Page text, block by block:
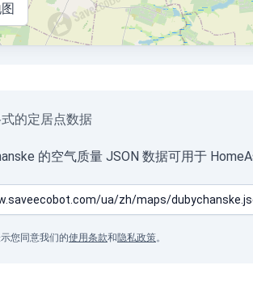
的定居点数据
的空气质量 JSON 数据可用于
您同意我们的使用条款和隐私政策。